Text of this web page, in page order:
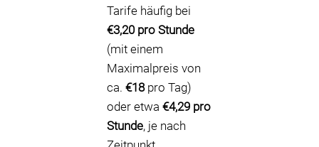
Tarife häufig bei
€3,20 pro Stunde
(mit einem
Maximalpreis von
ca. €18pro Tag)
oder etwa €4,29 pro
Stunde, je nach